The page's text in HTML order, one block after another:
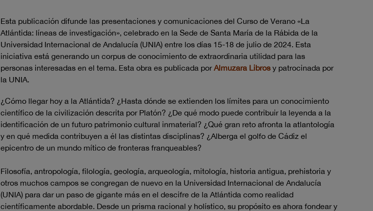
Esta publicación difunde las presentaciones y comunicaciones del Curso de Verano «La
Atlántida: líneas de investigación», celebrado en la Sede de Santa María de la Rábida de la
Universidad Internacional de Andalucía (UNIA) entre los días 15-18 de julio de 2024. Esta
iniciativa está generando un corpus de conocimiento de extraordinaria utilidad para las
personas interesadas en el tema. Esta obra es publicada porAlmuzara Libros y patrocinada por
la UNIA.
¿Cómo llegar hoy a la Atlántida? ¿Hasta dónde se extienden los límites para un conocimiento
científico de la civilización descrita por Platón? ¿De qué modo puede contribuir la leyenda a la
identificación de un futuro patrimonio cultural inmaterial? ¿Qué gran reto afronta la atlantología
y en qué medida contribuyen a él las distintas disciplinas? ¿Alberga el golfo de Cádiz el
epicentro de un mundo mítico de fronteras franqueables?
Filosofía, antropología, filología, geología, arqueología, mitología, historia antigua, prehistoria y
otros muchos campos se congregan de nuevo en la Universidad Internacional de Andalucía
(UNIA) para dar un paso de gigante más en el descifre de la Atlántida como realidad
científicamente abordable. Desde un prisma racional y holístico, su propósito es ahora fondear y